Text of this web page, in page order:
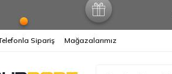
Sipariş Mağazalarımız